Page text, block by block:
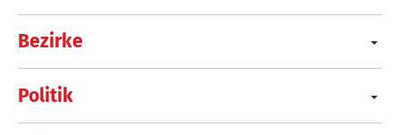
Bezirke
Politik